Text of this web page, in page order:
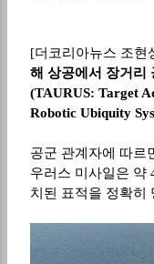
[더코리아뉴스 조현
해 상공에서 장거리
(TAURUS: Target
Robotic Ubiquity
공군 관계자에 따르
우러스 미사일은 약
치된 표적을 정확히